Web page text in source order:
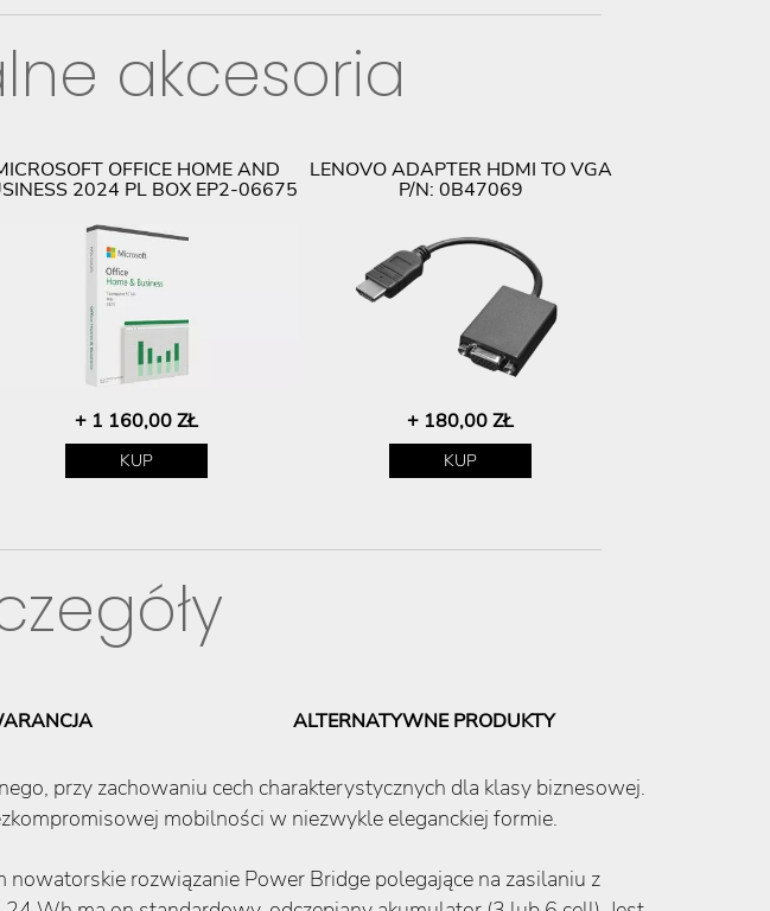
akcesoria
OFFICE HOME AND
2024 PL BOX EP2-06675
+ 1 160,00 ZŁ
KUP
LENOVO ADAPTER HDMI TO VGA
P/N: 0B47069
+ 180,00 ZŁ
KUP
ALTERNATYWNE PRODUKTY
przy zachowaniu cech charakterystycznych dla klasy biznesowej.
mobilności w niezwykle eleganckiej formie.
rozwiązanie Power Bridge polegające na zasilaniu z